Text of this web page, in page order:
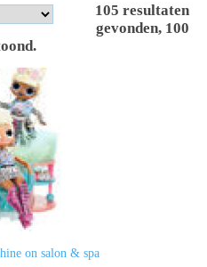
105 resultaten
gevonden, 100
.
on salon & spa